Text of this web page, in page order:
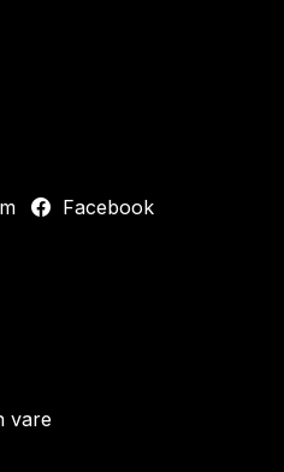
Facebook
vare